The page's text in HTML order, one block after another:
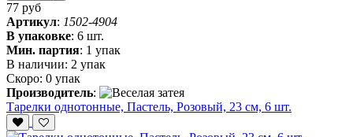
77 руб
Артикул: 1502-4904
В упаковке: 6 шт.
Мин. партия: 1 упак
В наличии: 2 упак
Скоро: 0 упак
Производитель:
Тарелки однотонные, Пастель, Розовый, 23 см, 6 шт.